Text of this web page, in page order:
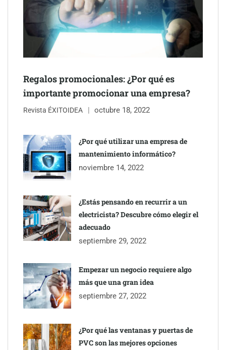
Schaeffler mejora su rentabilidad en el primer semestre de 2026
NOVA: innovación y diseño que transforman espacios de la
mano de Tormo Franquicias
Regalos promocionales: ¿Por qué es
importante promocionar una empresa?
Revista ÉXITOIDEA octubre 18, 2022
¿Por qué utilizar una empresa de
mantenimiento informático?
noviembre 14, 2022
¿Estás pensando en recurrir a un
electricista? Descubre cómo elegir el
adecuado
septiembre 29, 2022
Empezar un negocio requiere algo
más que una gran idea
septiembre 27, 2022
¿Por qué las ventanas y puertas de
PVC son las mejores opciones